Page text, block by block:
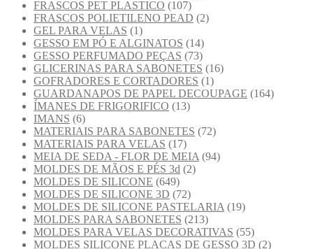
FRASCOS PET PLASTICO (107)
FRASCOS POLIETILENO PEAD (2)
GEL PARA VELAS (1)
GESSO EM PÓ E ALGINATOS (14)
GESSO PERFUMADO PEÇAS (73)
GLICERINAS PARA SABONETES (16)
GOFRADORES E CORTADORES (1)
GUARDANAPOS DE PAPEL DECOUPAGE (164)
ÍMANES DE FRIGORIFICO (13)
IMANS (6)
MATERIAIS PARA SABONETES (72)
MATERIAIS PARA VELAS (17)
MEIA DE SEDA - FLOR DE MEIA (94)
MOLDES DE MÃOS E PÉS 3d (2)
MOLDES DE SILICONE (649)
MOLDES DE SILICONE 3D (72)
MOLDES DE SILICONE PASTELARIA (19)
MOLDES PARA SABONETES (213)
MOLDES PARA VELAS DECORATIVAS (55)
MOLDES SILICONE PLACAS DE GESSO 3D (2)